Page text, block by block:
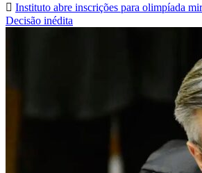
Instituto abre inscrições para olimpíada
Decisão inédita